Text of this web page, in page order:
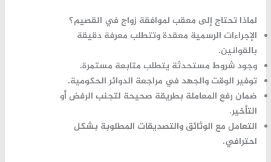
لماذا تحتاج إلى معقب لموافقة زواج في القصيم؟
الإجراءات الرسمية معقدة وتتطلب معرفة دقيقة
بالقوانين.
وجود شروط مستحدثة يتطلب متابعة مستمرة.
توفير الوقت والجهد في مراجعة الدوائر الحكومية.
ضمان رفع المعاملة بطريقة صحيحة لتجنب الرفض أو
التأخير.
التعامل مع الوثائق والتصديقات المطلوبة بشكل
احترافي.